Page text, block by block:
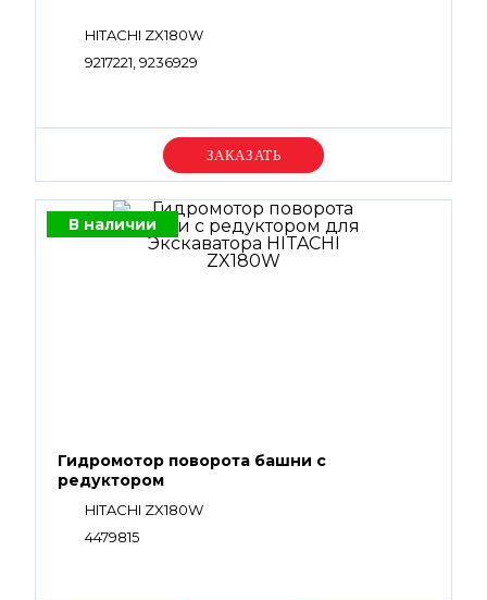
HITACHI ZX180W
9217221, 9236929
Уточняйте цену
В наличии
Гидромотор поворота башни с
редуктором
HITACHI ZX180W
4479815